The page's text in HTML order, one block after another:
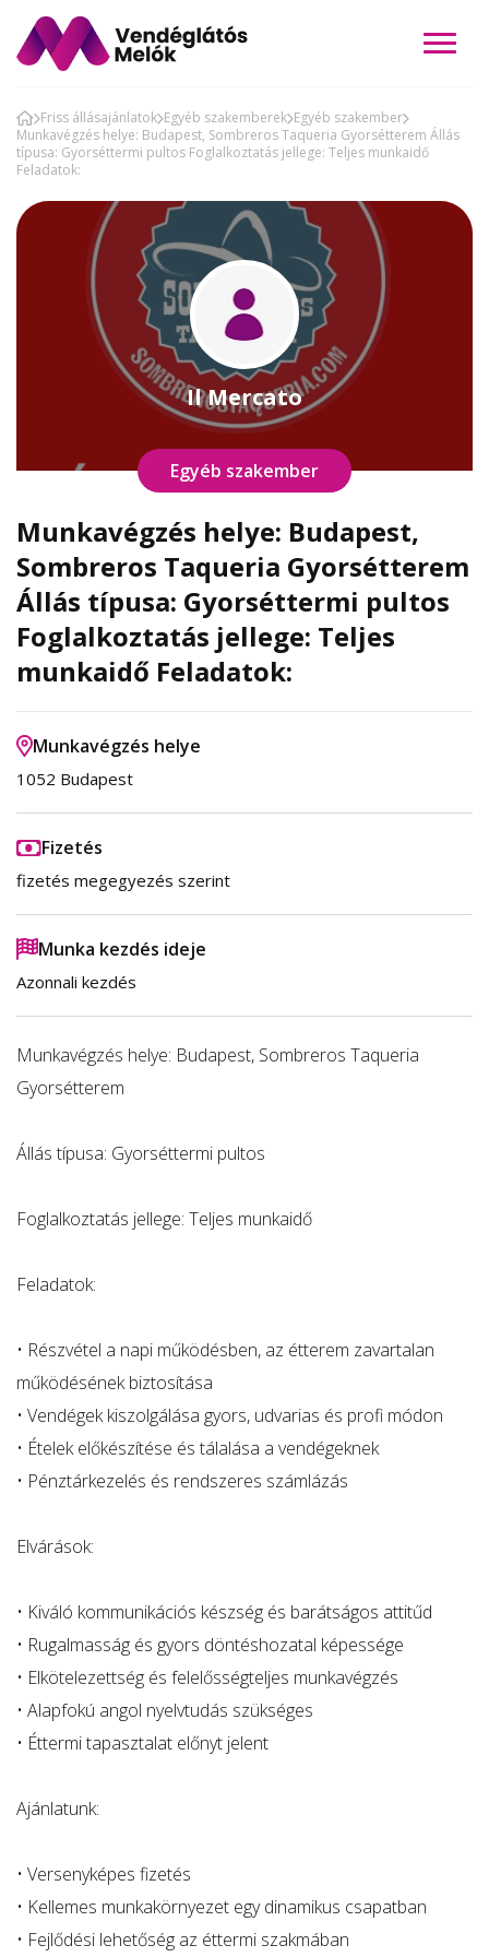
Friss állásajánlatok Egyéb szakemberek Egyéb szakember
Munkavégzés helye: Budapest, Sombreros Taqueria Gyorsétterem Állás
típusa: Gyorséttermi pultos Foglalkoztatás jellege: Teljes munkaidő
Feladatok:
Il Mercato
Egyéb szakember
Munkavégzés helye: Budapest,
Sombreros Taqueria Gyorsétterem
Állás típusa: Gyorséttermi pultos
Foglalkoztatás jellege: Teljes
munkaidő Feladatok:
Munkavégzés helye
1052 Budapest
Fizetés
fizetés megegyezés szerint
Munka kezdés ideje
Azonnali kezdés
Munkavégzés helye: Budapest, Sombreros Taqueria
Gyorsétterem
Állás típusa: Gyorséttermi pultos
Foglalkoztatás jellege: Teljes munkaidő
Feladatok:
• Részvétel a napi működésben, az étterem zavartalan
működésének biztosítása
• Vendégek kiszolgálása gyors, udvarias és profi módon
• Ételek előkészítése és tálalása a vendégeknek
• Pénztárkezelés és rendszeres számlázás
Elvárások:
• Kiváló kommunikációs készség és barátságos attitűd
• Rugalmasság és gyors döntéshozatal képessége
• Elkötelezettség és felelősségteljes munkavégzés
• Alapfokú angol nyelvtudás szükséges
• Éttermi tapasztalat előnyt jelent
Ajánlatunk:
• Versenyképes fizetés
• Kellemes munkakörnyezet egy dinamikus csapatban
• Fejlődési lehetőség az éttermi szakmában